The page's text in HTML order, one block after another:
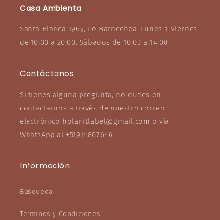
Casa Ambienta
Santa Blanca 1969, Lo Barnechea. Lunes a Viernes
de 10:00 a 20:00. Sábados de 10:00 a 14:00.
Contáctanos
Si tienes alguna pregunta, no dudes en
contactarnos a través de nuestro correo
electrónico holanitlabel@gmail.com o vía
WhatsApp al +51914807646
Información
Búsqueda
Terminos y Condiciones